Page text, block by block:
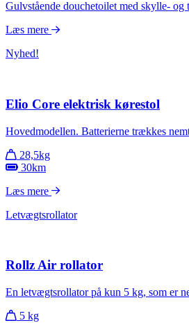
Gulvstående douchetoilet med skylle- og
Læs mere
Nyhed!
Elio Core elektrisk kørestol
Hovedmodellen. Batterierne trækkes
28,5kg
30km
Læs mere
Letvægtsrollator
Rollz Air rollator
En letvægtsrollator på kun 5 kg, som er
5 kg